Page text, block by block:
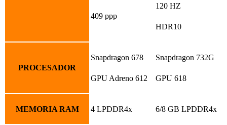
409 ppp
120 HZ
HDR10
PROCESADOR
Snapdragon 678
GPU Adreno 612
Snapdragon 732G
GPU 618
MEMORIA RAM 4 LPDDR4x 6/8 GB LPDDR4x